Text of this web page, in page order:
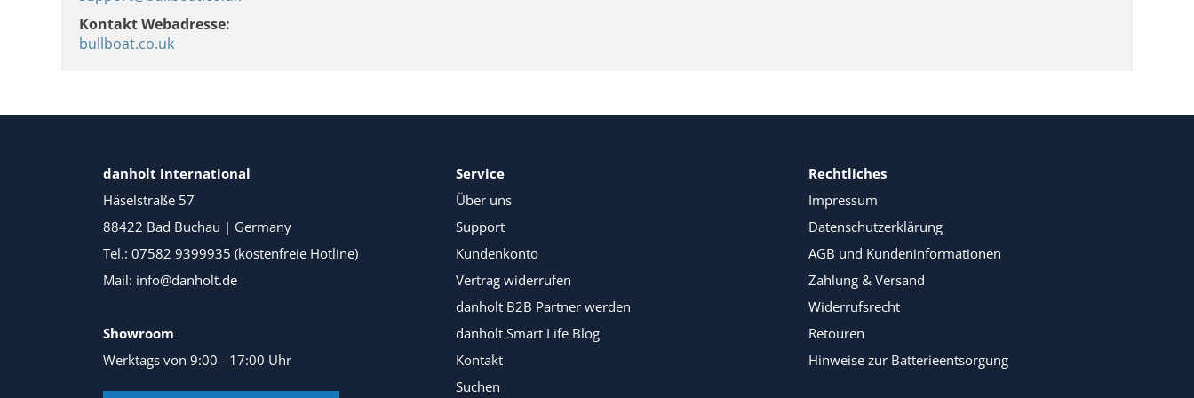
Kontakt Webadresse:
bullboat.co.uk
danholt international
Häselstraße 57
88422 Bad Buchau | Germany
Tel.: 07582 9399935 (kostenfreie Hotline)
Mail: info@danholt.de
Showroom
Werktags von 9:00 - 17:00 Uhr
Service
Über uns
Support
Kundenkonto
Vertrag widerrufen
danholt B2B Partner werden
danholt Smart Life Blog
Kontakt
Suchen
Rechtliches
Impressum
Datenschutzerklärung
AGB und Kundeninformationen
Zahlung & Versand
Widerrufsrecht
Retouren
Hinweise zur Batterieentsorgung